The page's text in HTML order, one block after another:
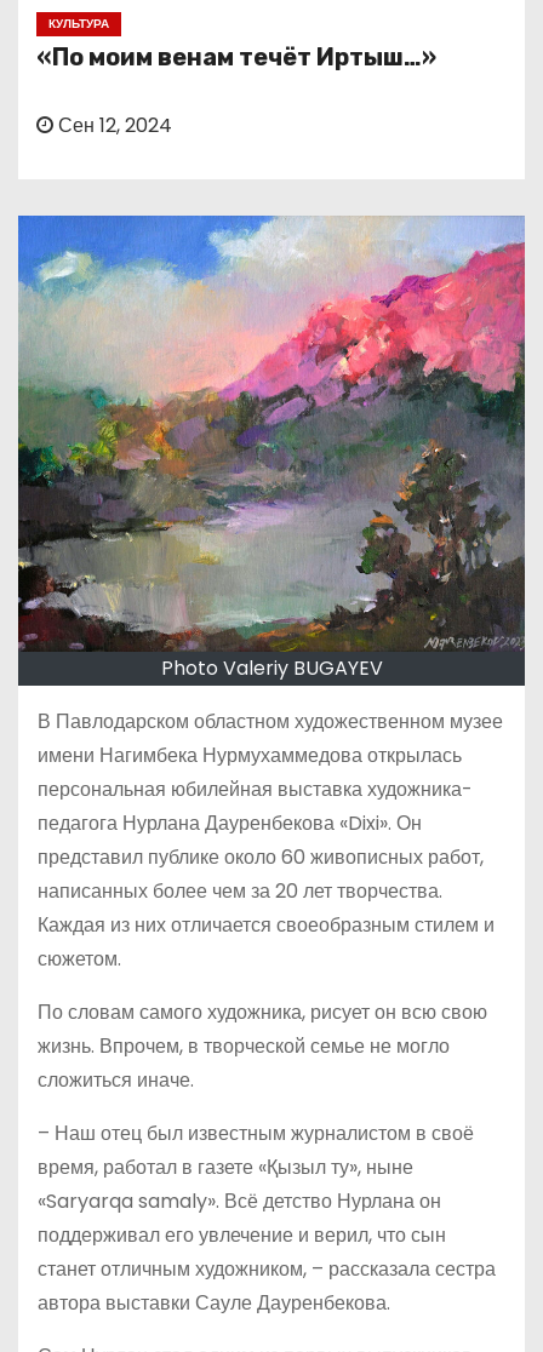
КУЛЬТУРА
«По моим венам течёт Иртыш…»
Сен 12, 2024
Photo Valeriy BUGAYEV
В Павлодарском областном художественном музее
имени Нагимбека Нурмухаммедова открылась
персональная юбилейная выставка художника-
педагога Нурлана Дауренбекова «Dixi». Он
представил публике около 60 живописных работ,
написанных более чем за 20 лет творчества.
Каждая из них отличается своеобразным стилем и
сюжетом.
По словам самого художника, рисует он всю свою
жизнь. Впрочем, в творческой семье не могло
сложиться иначе.
– Наш отец был известным журналистом в своё
время, работал в газете «Қызыл ту», ныне
«Saryarqa samaly». Всё детство Нурлана он
поддерживал его увлечение и верил, что сын
станет отличным художником, – рассказала сестра
автора выставки Сауле Дауренбекова.